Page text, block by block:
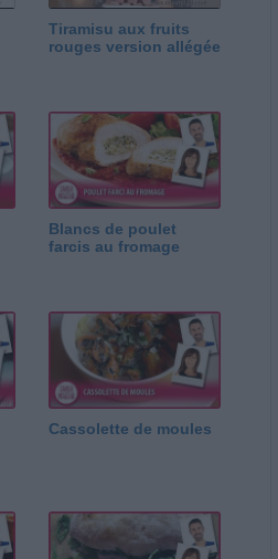
Tiramisu aux fruits
rouges version allégée
Blancs de poulet
farcis au fromage
Cassolette de moules